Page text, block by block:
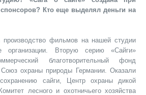
Кто еще выделял деньги на
производство фильмов на нашей студии
организации. Вторую серию «Сайги»
благотворительный фонд
охраны природы Германии. Оказали
сайги, Центр охраны дикой
лесного и охотничьего хозяйства